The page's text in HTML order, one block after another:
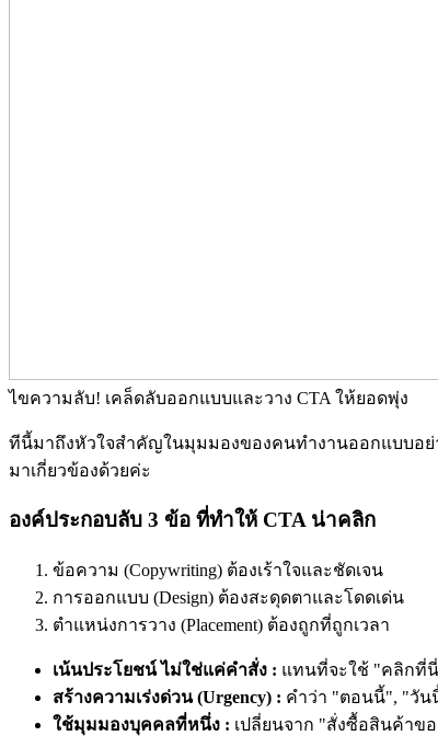
ไขความลับ! เคล็ดลับออกแบบและวาง CTA ให้ยอดพุ่ง
ทีนี้มาถึงหัวใจสำคัญในมุมมองของคนทำงานออกแบบอย่
มาเกี่ยวข้องด้วยค่ะ
องค์ประกอบลับ 3 ข้อ ที่ทำให้ CTA น่าคลิก
ข้อความ (Copywriting) ต้องเร้าใจและชัดเจน
การออกแบบ (Design) ต้องสะดุดตาและโดดเด่น
ตำแหน่งการวาง (Placement) ต้องถูกที่ถูกเวลา
เน้นประโยชน์ ไม่ใช่แค่คำสั่ง : แทนที่จะใช้ "คลิกที่
สร้างความเร่งด่วน (Urgency) : คำว่า "ตอนนี้", "วัน
ใช้มุมมองบุคคลที่หนึ่ง : เปลี่ยนจาก "สั่งซื้อสินค้าข